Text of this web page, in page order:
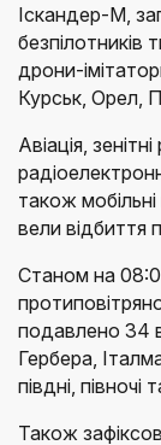
Іскандер-М,
безпілотників
дрони-
Курськ, Орел,
Авіація,
також
вели відбиття
Станом на
подавлено 34
Гербера,
півдні, півночі
Також